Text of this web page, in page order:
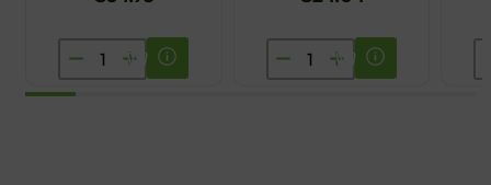
TLAKOMJER
ZA
MANŽETA
MEKA